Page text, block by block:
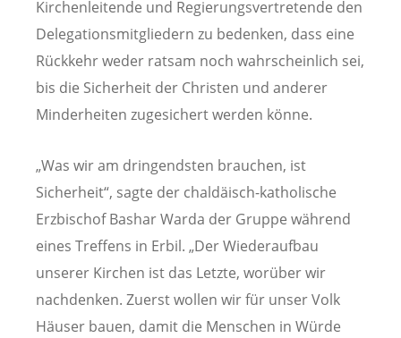
Kirchenleitende und Regierungsvertretende den
Delegationsmitgliedern zu bedenken, dass eine
Rückkehr weder ratsam noch wahrscheinlich sei,
bis die Sicherheit der Christen und anderer
Minderheiten zugesichert werden könne.
„Was wir am dringendsten brauchen, ist
Sicherheit“, sagte der chaldäisch-katholische
Erzbischof Bashar Warda der Gruppe während
eines Treffens in Erbil. „Der Wiederaufbau
unserer Kirchen ist das Letzte, worüber wir
nachdenken. Zuerst wollen wir für unser Volk
Häuser bauen, damit die Menschen in Würde